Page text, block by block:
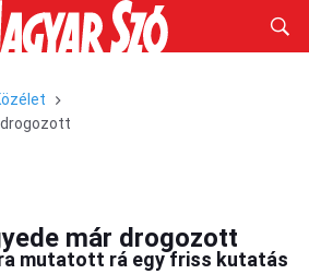
már drogozott
mutatott rá egy friss kutatás